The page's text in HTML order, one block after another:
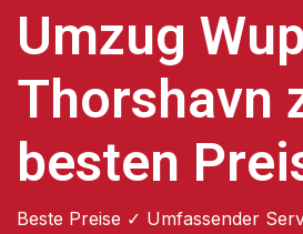
Umzug
Thorshavn
besten
Beste Preise ✓ Umfassender